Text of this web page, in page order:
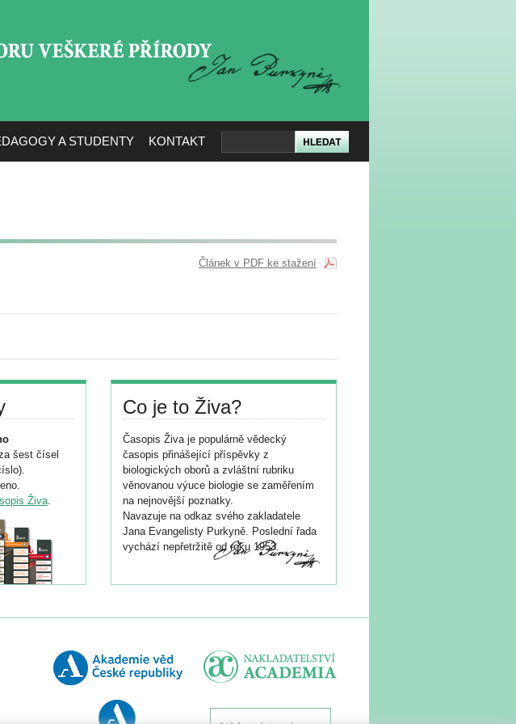
A STUDENTY KONTAKT
Článek v PDF ke stažení
šest čísel
Živa.
Co je to Živa?
Časopis Živa je populárně vědecký
časopis přinášející příspěvky z
biologických oborů a zvláštní rubriku
věnovanou výuce biologie se zaměřením
na nejnovější poznatky.
Navazuje na odkaz svého zakladatele
Jana Evangelisty Purkyně. Poslední řada
vychází nepřetržitě od roku 1953.